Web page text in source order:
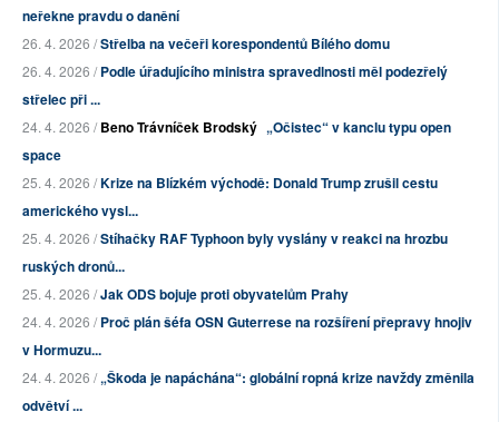
neřekne pravdu o danění
26. 4. 2026 /Střelba na večeři korespondentů Bílého domu
26. 4. 2026 /Podle úřadujícího ministra spravedlnosti měl podezřelý
střelec při ...
24. 4. 2026 /Beno Trávníček Brodský „Očistec“ v kanclu typu open
space
25. 4. 2026 /Krize na Blízkém východě: Donald Trump zrušil cestu
amerického vysl...
25. 4. 2026 /Stíhačky RAF Typhoon byly vyslány v reakci na hrozbu
ruských dronů...
25. 4. 2026 /Jak ODS bojuje proti obyvatelům Prahy
24. 4. 2026 /Proč plán šéfa OSN Guterrese na rozšíření přepravy hnojiv
v Hormuzu...
24. 4. 2026 /„Škoda je napáchána“: globální ropná krize navždy změnila
odvětví ...